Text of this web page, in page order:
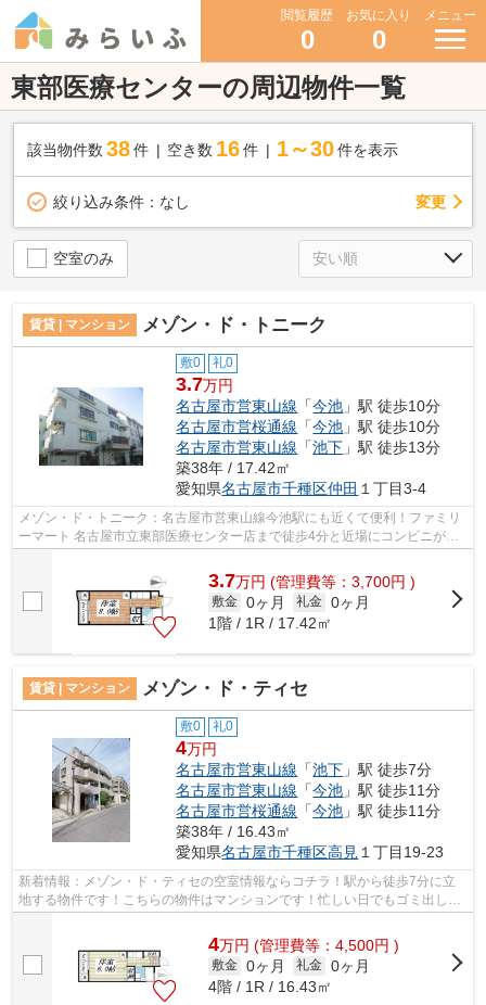
閲覧履歴
0
お気に入り
0
メニュー
東部医療センターの周辺物件一覧
該当物件数 38件 空き数 16 件 1～30 件を表示
絞り込み条件： なし 変更
空室のみ
賃貸 | マンション メゾン・ド・トニーク
敷0 礼0
3.7万円
名古屋市営東山線 「今池 」駅 徒歩10分
名古屋市営桜通線 「今池 」駅 徒歩10分
名古屋市営東山線 「池下 」駅 徒歩13分
築38年 / 17.42㎡
愛知県名古屋市千種区仲田 １丁目3-4
メゾン・ド・トニーク：名古屋市営東山線今池駅にも近くて便利！ファミリ
ーマート 名古屋市立東部医療センター店まで徒歩4分と近場にコンビニがあ
3.7万円 (管理費等：3,700円 )
敷金 0ヶ月 礼金 0ヶ月
1階 / 1R / 17.42㎡
賃貸 | マンション メゾン・ド・ティセ
敷0 礼0
4万円
名古屋市営東山線 「池下 」駅 徒歩7分
名古屋市営東山線 「今池 」駅 徒歩11分
名古屋市営桜通線 「今池 」駅 徒歩11分
築38年 / 16.43㎡
愛知県名古屋市千種区高見 １丁目19-23
新着情報：メゾン・ド・ティセの空室情報ならコチラ！駅から徒歩7分に立
地する物件です！こちらの物件はマンションです！忙しい日でもゴミ出しを
4万円 (管理費等：4,500円 )
敷金 0ヶ月 礼金 0ヶ月
4階 / 1R / 16.43㎡